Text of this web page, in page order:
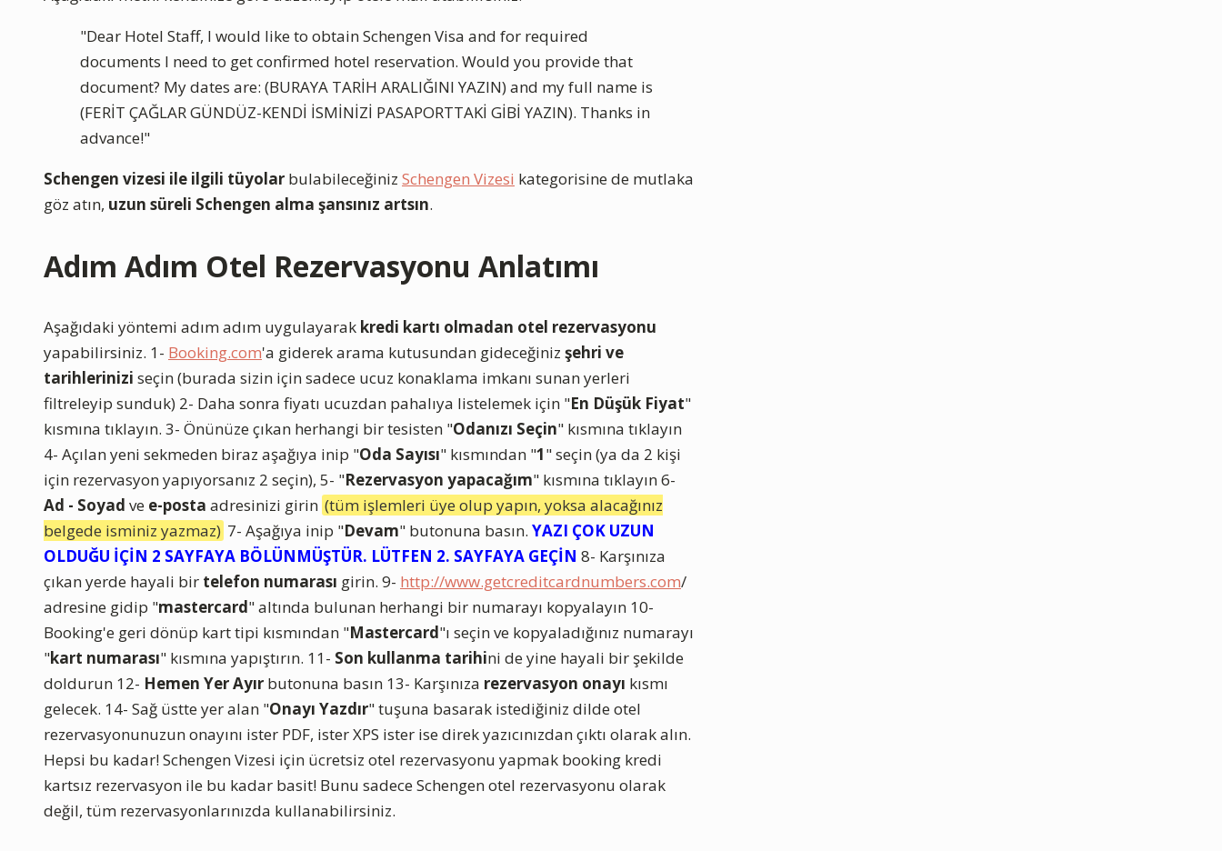
"Dear Hotel Staff, I would like to obtain Schengen Visa and for required
documents I need to get confirmed hotel reservation. Would you provide that
document? My dates are: (BURAYA TARİH ARALIĞINI YAZIN) and my full name is
(FERİT ÇAĞLAR GÜNDÜZ-KENDİ İSMİNİZİ PASAPORTTAKİ GİBİ YAZIN). Thanks in
advance!"
Schengen vizesi ile ilgili tüyolar bulabileceğiniz Schengen Vizesi kategorisine de mutlaka
göz atın, uzun süreli Schengen alma şansınız artsın.
Adım Adım Otel Rezervasyonu Anlatımı
Aşağıdaki yöntemi adım adım uygulayarak kredi kartı olmadan otel rezervasyonu
yapabilirsiniz. 1- Booking.com'a giderek arama kutusundan gideceğiniz şehri ve
tarihlerinizi seçin (burada sizin için sadece ucuz konaklama imkanı sunan yerleri
filtreleyip sunduk) 2- Daha sonra fiyatı ucuzdan pahalıya listelemek için "En Düşük Fiyat"
kısmına tıklayın. 3- Önünüze çıkan herhangi bir tesisten "Odanızı Seçin" kısmına tıklayın
4- Açılan yeni sekmeden biraz aşağıya inip "Oda Sayısı" kısmından "1" seçin (ya da 2 kişi
için rezervasyon yapıyorsanız 2 seçin), 5- "Rezervasyon yapacağım" kısmına tıklayın 6-
Ad - Soyad ve e-posta adresinizi girin (tüm işlemleri üye olup yapın, yoksa alacağınız
belgede isminiz yazmaz) 7- Aşağıya inip "Devam" butonuna basın. YAZI ÇOK UZUN
OLDUĞU İÇİN 2 SAYFAYA BÖLÜNMÜŞTÜR. LÜTFEN 2. SAYFAYA GEÇİN 8- Karşınıza
çıkan yerde hayali bir telefon numarası girin. 9- http://www.getcreditcardnumbers.com/
adresine gidip "mastercard" altında bulunan herhangi bir numarayı kopyalayın 10-
Booking'e geri dönüp kart tipi kısmından "Mastercard"ı seçin ve kopyaladığınız numarayı
"kart numarası" kısmına yapıştırın. 11- Son kullanma tarihini de yine hayali bir şekilde
doldurun 12- Hemen Yer Ayır butonuna basın 13- Karşınıza rezervasyon onayı kısmı
gelecek. 14- Sağ üstte yer alan "Onayı Yazdır" tuşuna basarak istediğiniz dilde otel
rezervasyonunuzun onayını ister PDF, ister XPS ister ise direk yazıcınızdan çıktı olarak alın.
Hepsi bu kadar! Schengen Vizesi için ücretsiz otel rezervasyonu yapmak booking kredi
kartsız rezervasyon ile bu kadar basit! Bunu sadece Schengen otel rezervasyonu olarak
değil, tüm rezervasyonlarınızda kullanabilirsiniz.